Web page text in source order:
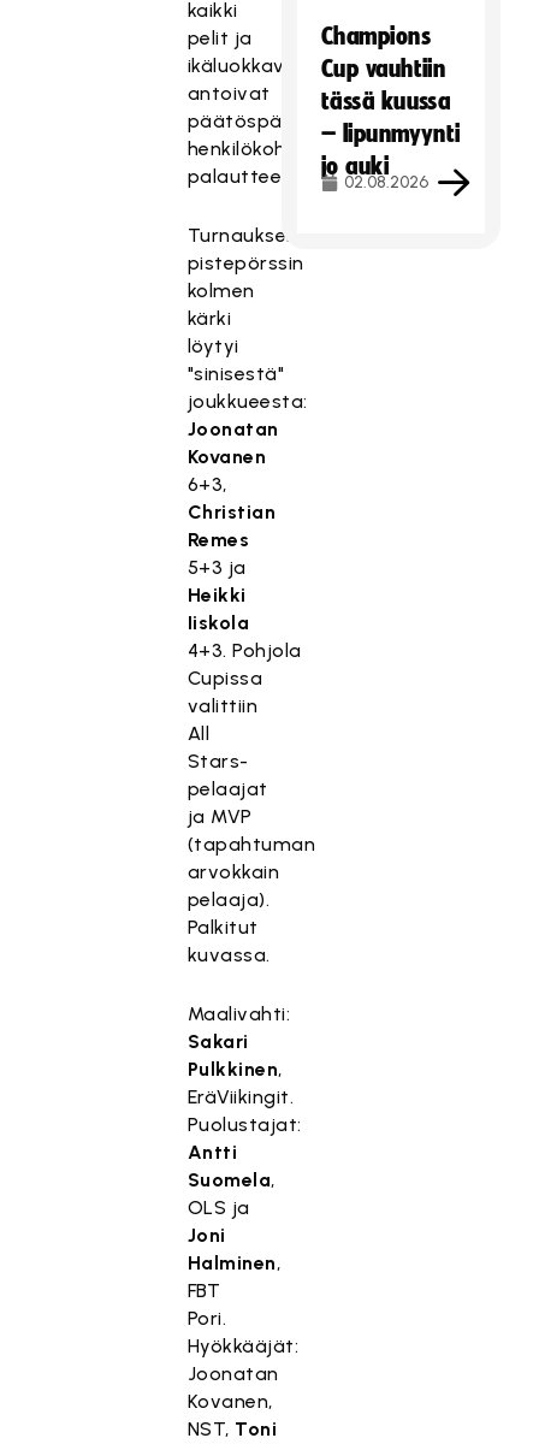
kaikki
pelit ja
ikäluokkavalmentajat
antoivat
päätöspäivänä
henkilökohtaiset
palautteet.
Turnauksen
pistepörssin
kolmen
kärki
löytyi
"sinisestä"
joukkueesta:
Joonatan
Kovanen
6+3,
Christian
Remes
5+3 ja
Heikki
Iiskola
4+3. Pohjola
Cupissa
valittiin
All
Stars-
pelaajat
ja MVP
(tapahtuman
arvokkain
pelaaja).
Palkitut
kuvassa.
Maalivahti:
Sakari
Pulkkinen,
EräViikingit.
Puolustajat:
Antti
Suomela,
OLS ja
Joni
Halminen,
FBT
Pori.
Hyökkääjät:
Joonatan
Kovanen,
NST, Toni
Champions
Cup vauhtiin
tässä kuussa
– lipunmyynti
jo auki
02.08.2026